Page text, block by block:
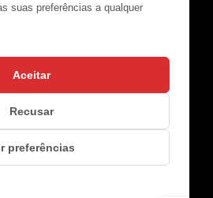
suas preferências a qualquer
Aceitar
Recusar
preferências
2026